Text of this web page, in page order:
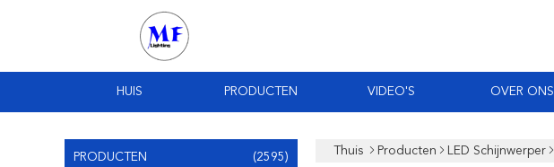
HUIS PRODUCTEN VIDEO'S OVER ONS
PRODUCTEN (2595) Thuis Producten LED Schijnwerper